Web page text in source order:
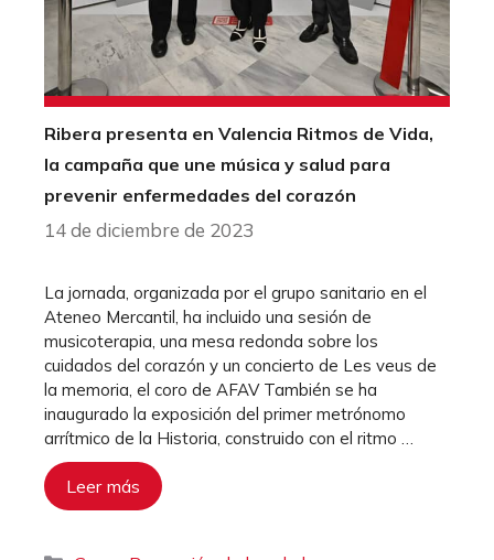
Ribera presenta en Valencia Ritmos de Vida,
la campaña que une música y salud para
prevenir enfermedades del corazón
14 de diciembre de 2023
La jornada, organizada por el grupo sanitario en el
Ateneo Mercantil, ha incluido una sesión de
musicoterapia, una mesa redonda sobre los
cuidados del corazón y un concierto de Les veus de
la memoria, el coro de AFAV También se ha
inaugurado la exposición del primer metrónomo
arrítmico de la Historia, construido con el ritmo …
Leer más